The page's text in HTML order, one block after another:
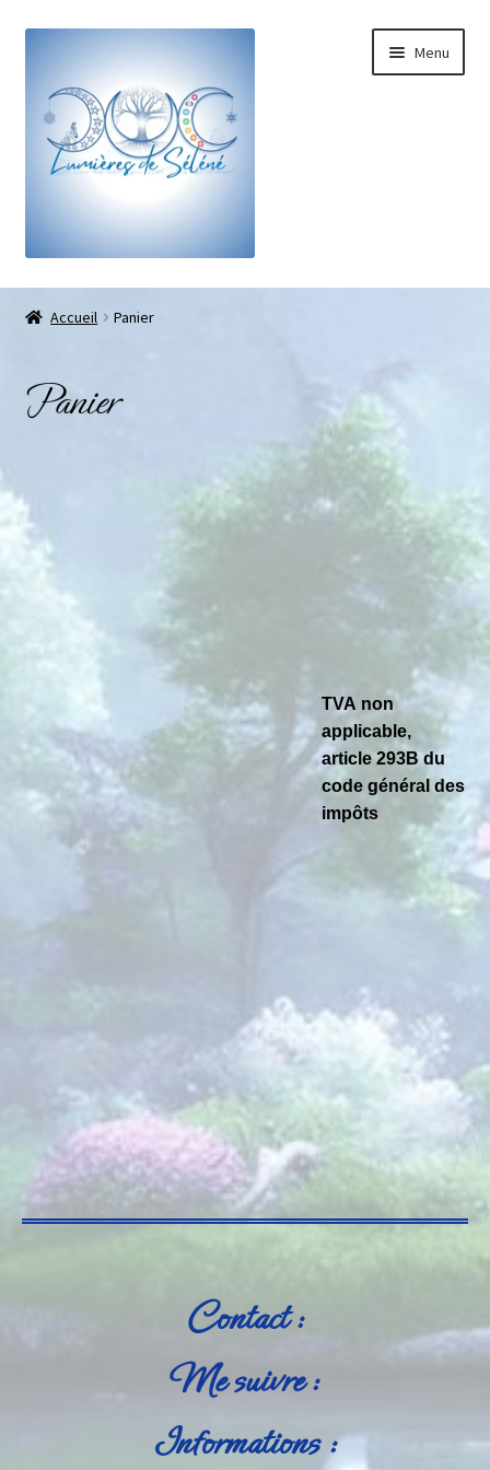
Menu
Boutique
Galets pouce anti-stress
Qui suis-je ?
Avis clients
Panier
Accueil Panier
Panier
TVA non
applicable,
article 293B du
code général des
impôts
Contact :
Me suivre :
Informations :